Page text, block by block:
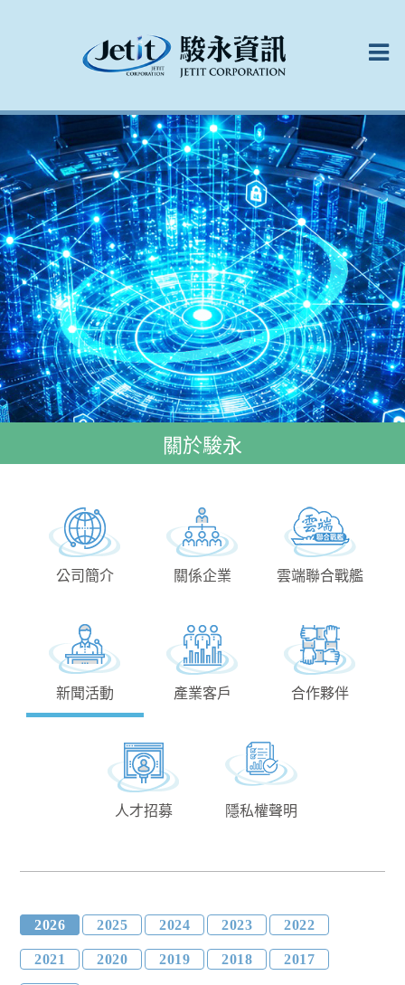
關於駿永
公司簡介 關係企業 雲端聯合戰艦
新聞活動 產業客戶 合作夥伴
人才招募 隱私權聲明
2026 2025 2024 2023 2022
2021 2020 2019 2018 2017